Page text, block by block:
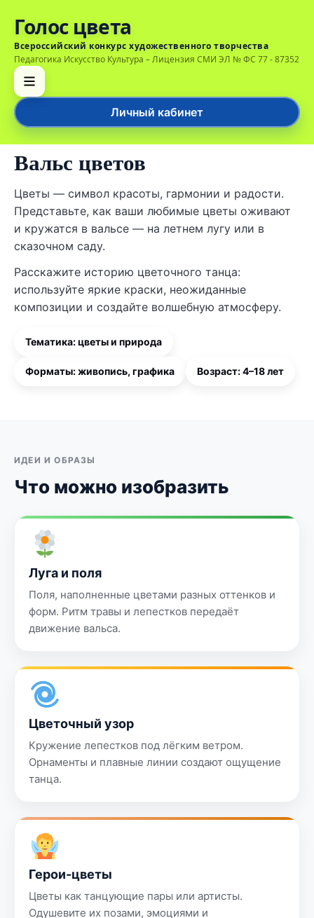
Голос цвета
Всероссийский конкурс художественного творчества
Педагогика Искусство Культура – Лицензия СМИ ЭЛ № ФС 77 - 87352
Личный кабинет
Вальс цветов
Цветы — символ красоты, гармонии и радости.
Представьте, как ваши любимые цветы оживают
и кружатся в вальсе — на летнем лугу или в
сказочном саду.
Расскажите историю цветочного танца:
используйте яркие краски, неожиданные
композиции и создайте волшебную атмосферу.
Тематика: цветы и природа
Форматы: живопись, графика Возраст: 4–18 лет
ИДЕИ И ОБРАЗЫ
Что можно изобразить
Луга и поля
Поля, наполненные цветами разных оттенков и
форм. Ритм травы и лепестков передаёт
движение вальса.
Цветочный узор
Кружение лепестков под лёгким ветром.
Орнаменты и плавные линии создают ощущение
танца.
Герои-цветы
Цветы как танцующие пары или артисты.
Одушевите их позами, эмоциями и